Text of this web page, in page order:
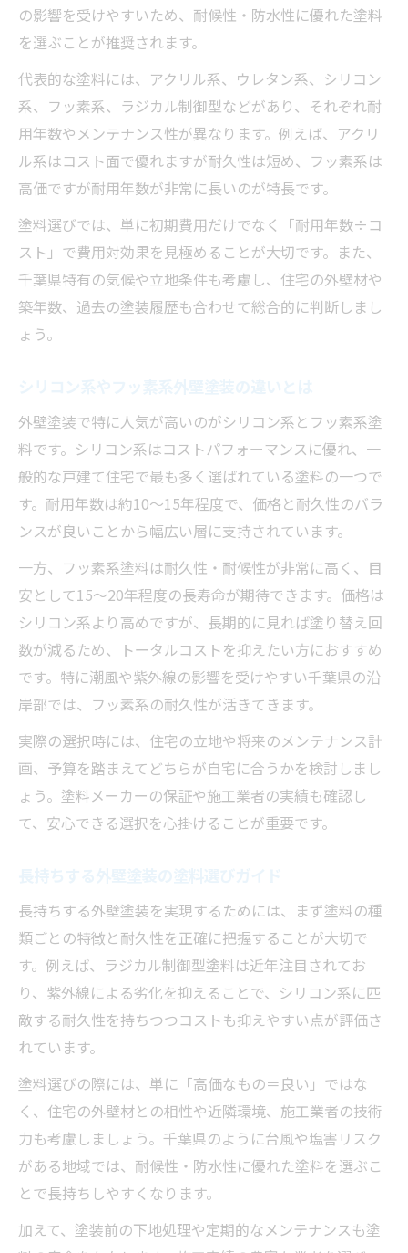
の影響を受けやすいため、耐候性・防水性に優れた塗料
を選ぶことが推奨されます。
代表的な塗料には、アクリル系、ウレタン系、シリコン
系、フッ素系、ラジカル制御型などがあり、それぞれ耐
用年数やメンテナンス性が異なります。例えば、アクリ
ル系はコスト面で優れますが耐久性は短め、フッ素系は
高価ですが耐用年数が非常に長いのが特長です。
塗料選びでは、単に初期費用だけでなく「耐用年数÷コ
スト」で費用対効果を見極めることが大切です。また、
千葉県特有の気候や立地条件も考慮し、住宅の外壁材や
築年数、過去の塗装履歴も合わせて総合的に判断しまし
ょう。
外壁塗装で特に人気が高いのがシリコン系とフッ素系塗
料です。シリコン系はコストパフォーマンスに優れ、一
般的な戸建て住宅で最も多く選ばれている塗料の一つで
す。耐用年数は約10〜15年程度で、価格と耐久性のバラ
ンスが良いことから幅広い層に支持されています。
一方、フッ素系塗料は耐久性・耐候性が非常に高く、目
安として15〜20年程度の長寿命が期待できます。価格は
シリコン系より高めですが、長期的に見れば塗り替え回
数が減るため、トータルコストを抑えたい方におすすめ
です。特に潮風や紫外線の影響を受けやすい千葉県の沿
岸部では、フッ素系の耐久性が活きてきます。
実際の選択時には、住宅の立地や将来のメンテナンス計
画、予算を踏まえてどちらが自宅に合うかを検討しまし
ょう。塗料メーカーの保証や施工業者の実績も確認し
て、安心できる選択を心掛けることが重要です。
長持ちする外壁塗装を実現するためには、まず塗料の種
類ごとの特徴と耐久性を正確に把握することが大切で
す。例えば、ラジカル制御型塗料は近年注目されてお
り、紫外線による劣化を抑えることで、シリコン系に匹
敵する耐久性を持ちつつコストも抑えやすい点が評価さ
れています。
塗料選びの際には、単に「高価なもの＝良い」ではな
く、住宅の外壁材との相性や近隣環境、施工業者の技術
力も考慮しましょう。千葉県のように台風や塩害リスク
がある地域では、耐候性・防水性に優れた塗料を選ぶこ
とで長持ちしやすくなります。
加えて、塗装前の下地処理や定期的なメンテナンスも塗